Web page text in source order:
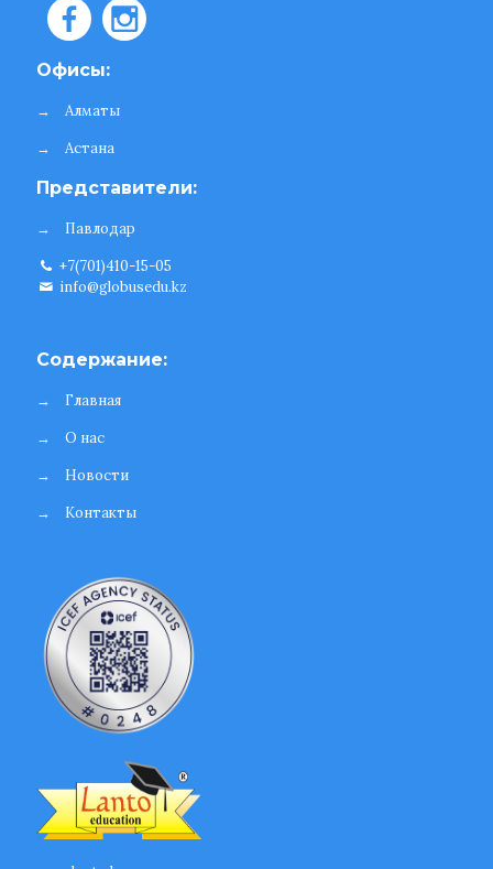
Офисы:
→
Алматы
→
Астана
Представители:
→
Павлодар
+7(701)410-15-05
info@globusedu.kz
Содержание:
→
Главная
→
О нас
→
Новости
→
Контакты